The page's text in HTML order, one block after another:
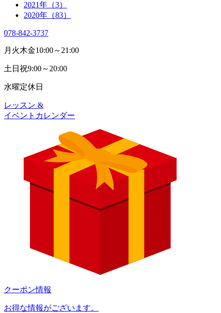
2021年（3）
2020年（83）
078-842-3737
月火木金10:00～21:00
土日祝9:00～20:00
水曜定休日
レッスン &
イベントカレンダー
クーポン情報
お得な情報がございます。